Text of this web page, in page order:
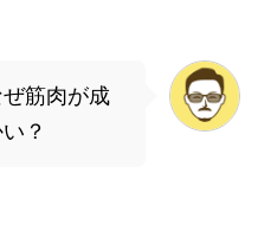
筋肉が成
？